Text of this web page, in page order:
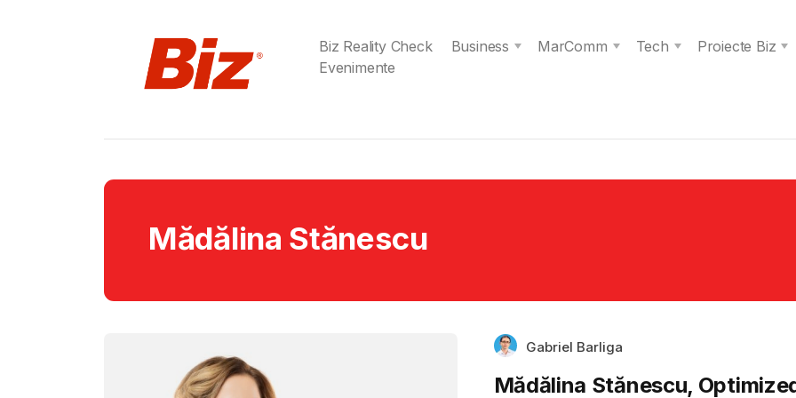
Biz Reality Check Business MarComm Tech
Proiecte Biz
Evenimente
Mădălina Stănescu
Gabriel Barliga
Mădălina Stănescu,